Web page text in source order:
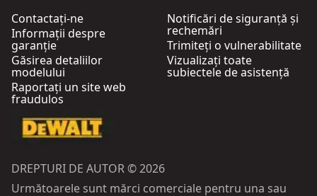
Contactați-ne
Informații despre
garanție
Găsirea detaliilor
modelului
Raportați un site web
fraudulos
Notificări de siguranță și
rechemări
Trimiteți o vulnerabilitate
Vizualizați toate
subiectele de asistență
DREPTURI DE AUTOR © 2026
Următoarele sunt mărci comerciale pentru una sau